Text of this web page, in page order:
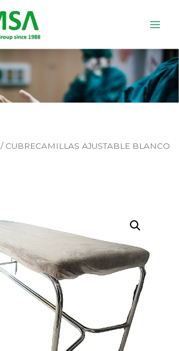
/ CUBRECAMILLAS AJUSTABLE BLANCO